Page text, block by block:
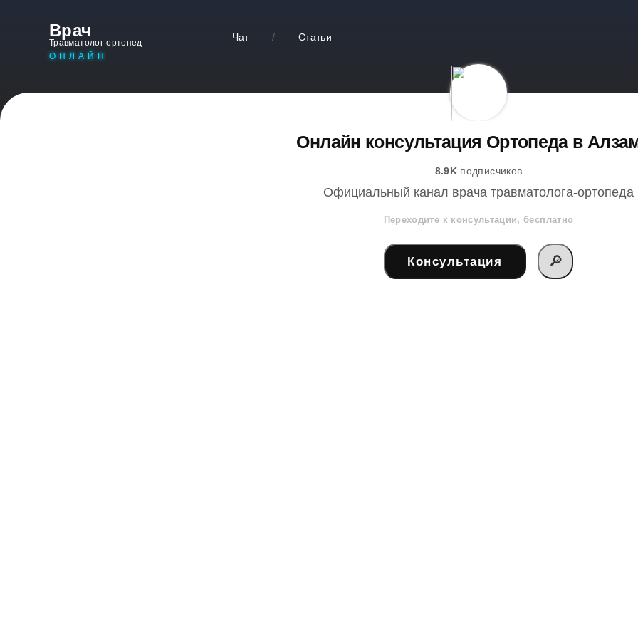
Врач
Травматолог-ортопед
ОНЛАЙН
Чат / Статьи
Онлайн консультация Ортопеда в
8.9K подписчиков
Официальный канал врача травматолога-ортопеда
Переходите к консультации, бесплатно
Консультация 🔎